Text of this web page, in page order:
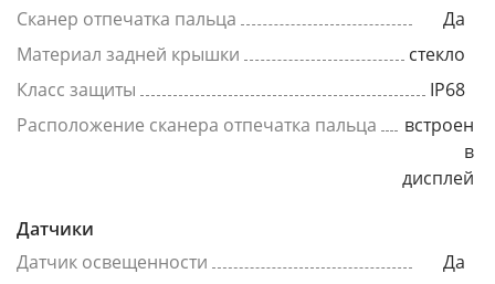
Сканер отпечатка пальца
Да
Материал задней крышки
стекло
Класс защиты
IP68
Расположение сканера отпечатка пальца
встроен
в
дисплей
Датчики
Датчик освещенности
Да